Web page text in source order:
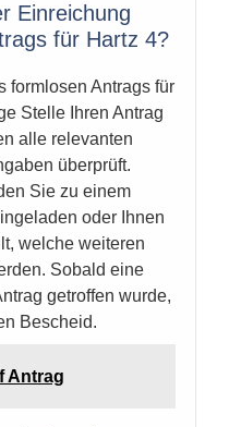
Einreichung
für Hartz 4?
formlosen Antrags für
Stelle Ihren Antrag
alle relevanten
überprüft.
Sie zu einem
oder Ihnen
welche weiteren
Sobald eine
getroffen wurde,
Bescheid.
Antrag